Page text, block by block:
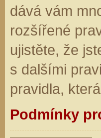
dává vám
rozšířené
ujistěte, že
s dalšími
pravidla,
Podmínky